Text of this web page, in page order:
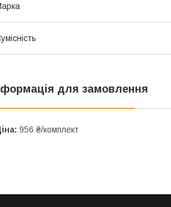
для замовлення
956 ₴/комплект